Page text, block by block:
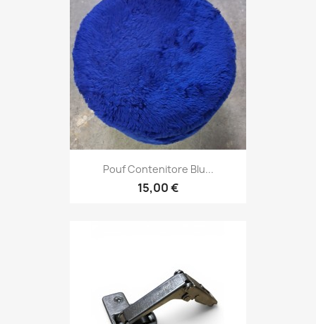
Pouf Contenitore Blu...
15,00 €